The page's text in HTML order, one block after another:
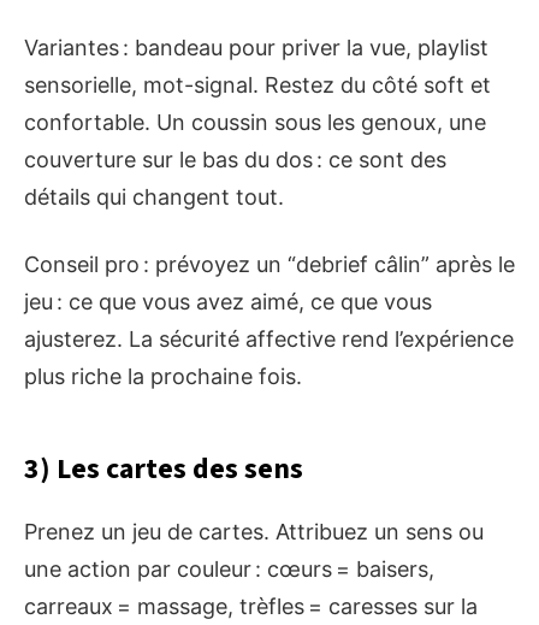
Variantes : bandeau pour priver la vue, playlist
sensorielle, mot-signal. Restez du côté soft et
confortable. Un coussin sous les genoux, une
couverture sur le bas du dos : ce sont des
détails qui changent tout.
Conseil pro : prévoyez un “debrief câlin” après le
jeu : ce que vous avez aimé, ce que vous
ajusterez. La sécurité affective rend l’expérience
plus riche la prochaine fois.
3) Les cartes des sens
Prenez un jeu de cartes. Attribuez un sens ou
une action par couleur : cœurs = baisers,
carreaux = massage, trèfles = caresses sur la